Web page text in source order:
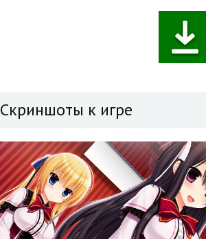
Скриншоты к игре